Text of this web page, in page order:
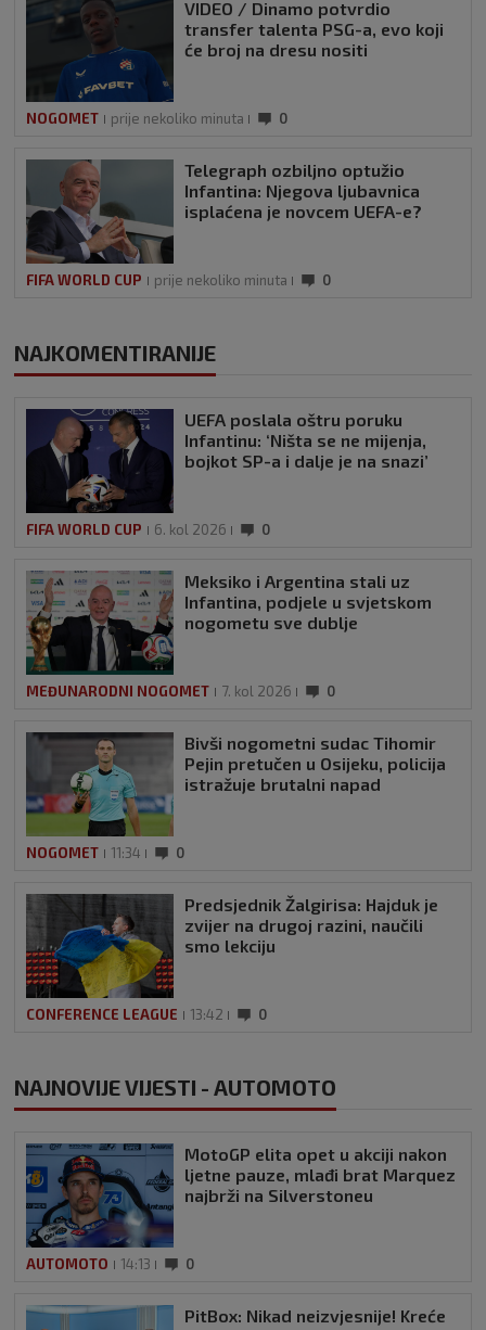
VIDEO / Dinamo potvrdio
transfer talenta PSG-a, evo koji
će broj na dresu nositi
NOGOMET prije nekoliko minuta 0
Telegraph ozbiljno optužio
Infantina: Njegova ljubavnica
isplaćena je novcem UEFA-e?
FIFA WORLD CUP prije nekoliko minuta 0
NAJKOMENTIRANIJE
UEFA poslala oštru poruku
Infantinu: ‘Ništa se ne mijenja,
bojkot SP-a i dalje je na snazi’
FIFA WORLD CUP 6. kol 2026 0
Meksiko i Argentina stali uz
Infantina, podjele u svjetskom
nogometu sve dublje
MEĐUNARODNI NOGOMET 7. kol 2026 0
Bivši nogometni sudac Tihomir
Pejin pretučen u Osijeku, policija
istražuje brutalni napad
NOGOMET 11:34 0
Predsjednik Žalgirisa: Hajduk je
zvijer na drugoj razini, naučili
smo lekciju
CONFERENCE LEAGUE 13:42 0
NAJNOVIJE VIJESTI - AUTOMOTO
MotoGP elita opet u akciji nakon
ljetne pauze, mlađi brat Marquez
najbrži na Silverstoneu
AUTOMOTO 14:13 0
PitBox: Nikad neizvjesnije! Kreće